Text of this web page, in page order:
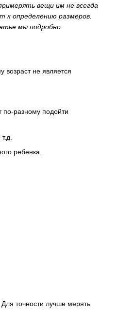
вещи им не всегда
к определению размеров.
мы подробно
возраст не является
по-разному подойти
ребенка.
точности лучше мерять